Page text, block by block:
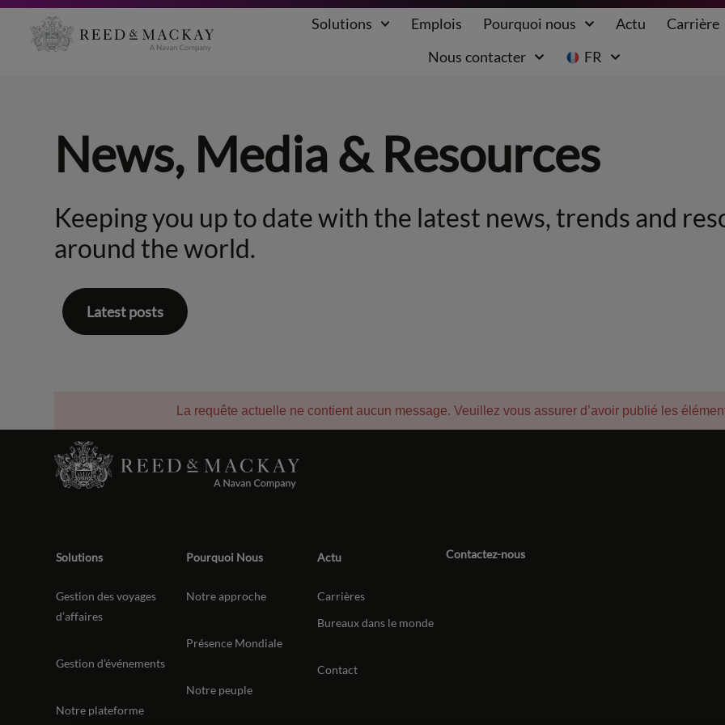
Aller
Solutions Emplois Pourquoi nous Actu
Carrière
Nous contacter
FR
News, Media & Resources
Keeping you up to date with the latest news, trends and
around the world.
Latest posts
La requête actuelle ne contient aucun message. Veuillez vous assurer d’avoir publié les
Solutions
Gestion des voyages
d’affaires
Gestion d’événements
Notre plateforme
Pourquoi Nous
Notre approche
Présence Mondiale
Notre peuple
Actu
Carrières
Bureaux dans le monde
Contact
Contactez-nous